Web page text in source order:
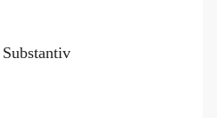
Substantiv